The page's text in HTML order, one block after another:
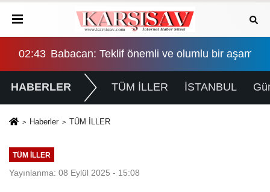
Siyasi partilerden gizlilik ve masumiyet karinesi
02:43 Babacan: Teklif önemli ve olumlu bir aşama,
HABERLER TÜM İLLER İSTANBUL
Haberler TÜM İLLER
TÜM İLLER
Yayınlanma: 08 Eylül 2025 - 15:08